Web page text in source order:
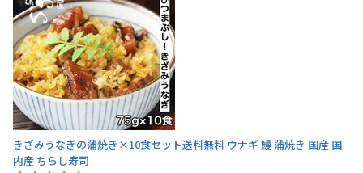
きざみうなぎの蒲焼き×10食セット送料無料 ウナギ 鰻 蒲焼き 国産 国
内産 ちらし寿司
商品一覧
ご利用ガイド
採用について
かわすいブログ
飲食店